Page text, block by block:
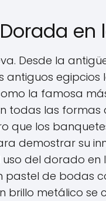
en
Desde la
antiguos
la famosa
todas las formas
que los
demostrar su
del dorado
pastel de bodas
metálico se